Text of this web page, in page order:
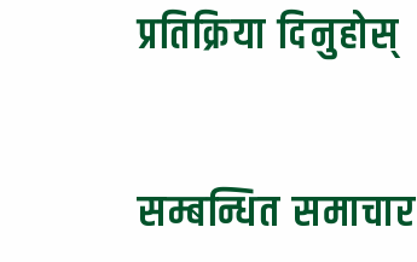
प्रतिक्रिया दिनुहोस्
सम्बन्धित समाचार